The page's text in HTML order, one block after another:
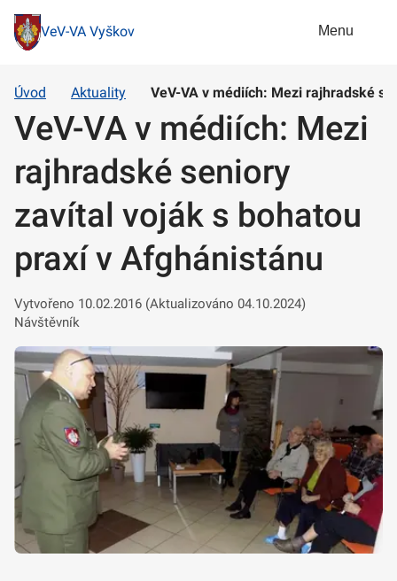
VeV-VA Vyškov Menu
Úvod Aktuality VeV-VA v médiích: Mezi rajhradské
VeV-VA v médiích: Mezi
rajhradské seniory
zavítal voják s bohatou
praxí v Afghánistánu
Vytvořeno 10.02.2016 (Aktualizováno 04.10.2024)
Návštěvník